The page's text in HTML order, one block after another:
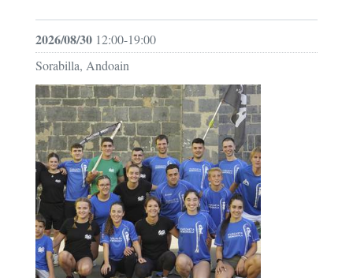
2026/08/30 12:00-19:00
Sorabilla, Andoain